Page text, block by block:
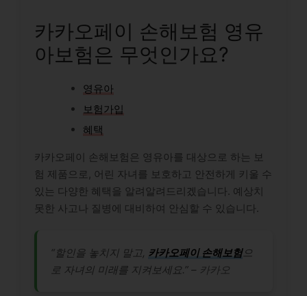
카카오페이 손해보험 영유
아보험은 무엇인가요?
영유아
보험가입
혜택
카카오페이 손해보험은 영유아를 대상으로 하는 보
험 제품으로, 어린 자녀를 보호하고 안전하게 키울 수
있는 다양한 혜택을 알려알려드리겠습니다. 예상치
못한 사고나 질병에 대비하여 안심할 수 있습니다.
“할인을 놓치지 말고, 카카오페이 손해보험으
로 자녀의 미래를 지켜보세요.” – 카카오